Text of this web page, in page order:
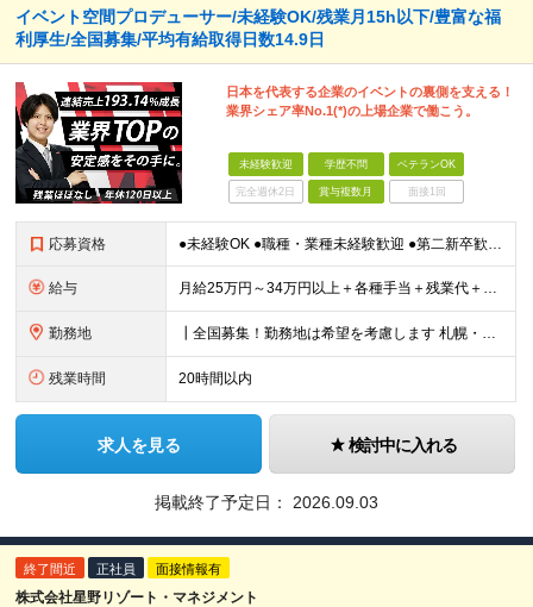
イベント空間プロデューサー/未経験OK/残業月15h以下/豊富な福
利厚生/全国募集/平均有給取得日数14.9日
日本を代表する企業のイベントの裏側を支える！
業界シェア率No.1(*)の上場企業で働こう。
未経験歓迎 学歴不問 ベテランOK
完全週休2日 賞与複数月 面接1回
応募資格 ●未経験OK ●職種・業種未経験歓迎 ●第二新卒歓迎 ●学歴不問 ＜こんな方におすすめ！＞ ◎ホテル・アパレル・携帯販売など接客経験を活かしたい ◎「今の会社、この先が見えない」と感じている ◎上場
給与 月給25万円～34万円以上＋各種手当＋残業代＋賞与年2回（昨年度2～4ヶ月分） 初年度想定年収：350万円～ ＜クラス・経験別の月給目安＞ ■メンバークラス：月給25万円以上 ■店長やSVなどのマネ
勤務地 ┃全国募集！勤務地は希望を考慮します 札幌・仙台・東京・横浜・静岡・名古屋・大阪・京都・広島・福岡 募集 ※上記のほか、全国に拠点あり ※キャリアアップやキャリアシフトに伴う転勤も一部ありますが、基
残業時間 20時間以内
求人を見る 検討中に入れる
掲載終了予定日： 2026.09.03
終了間近 正社員 面接情報有
株式会社星野リゾート・マネジメント